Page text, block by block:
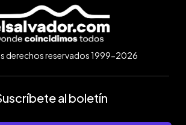
derechos reservados 1999-2026
al boletín